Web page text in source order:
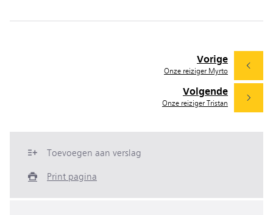
Volgende
Onze reiziger Tristan
Vorige
Onze reiziger Myrto
Toevoegen aan verslag
Print pagina